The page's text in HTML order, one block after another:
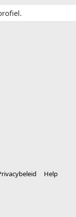
Help